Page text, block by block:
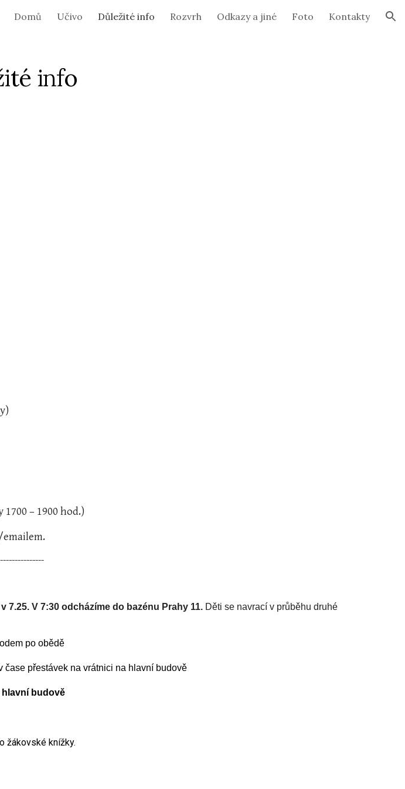
Skip to navigation
Domů Učivo Důležité info Rozvrh Odkazy a jiné Foto Kontakty
info
– 1900 hod.)
V 7:30 odcházíme do bazénu Prahy 11.Děti se navrací v průběhu druhé
po obědě
čase přestávek na vrátnici na hlavní budově
budově
žákovské knížky.